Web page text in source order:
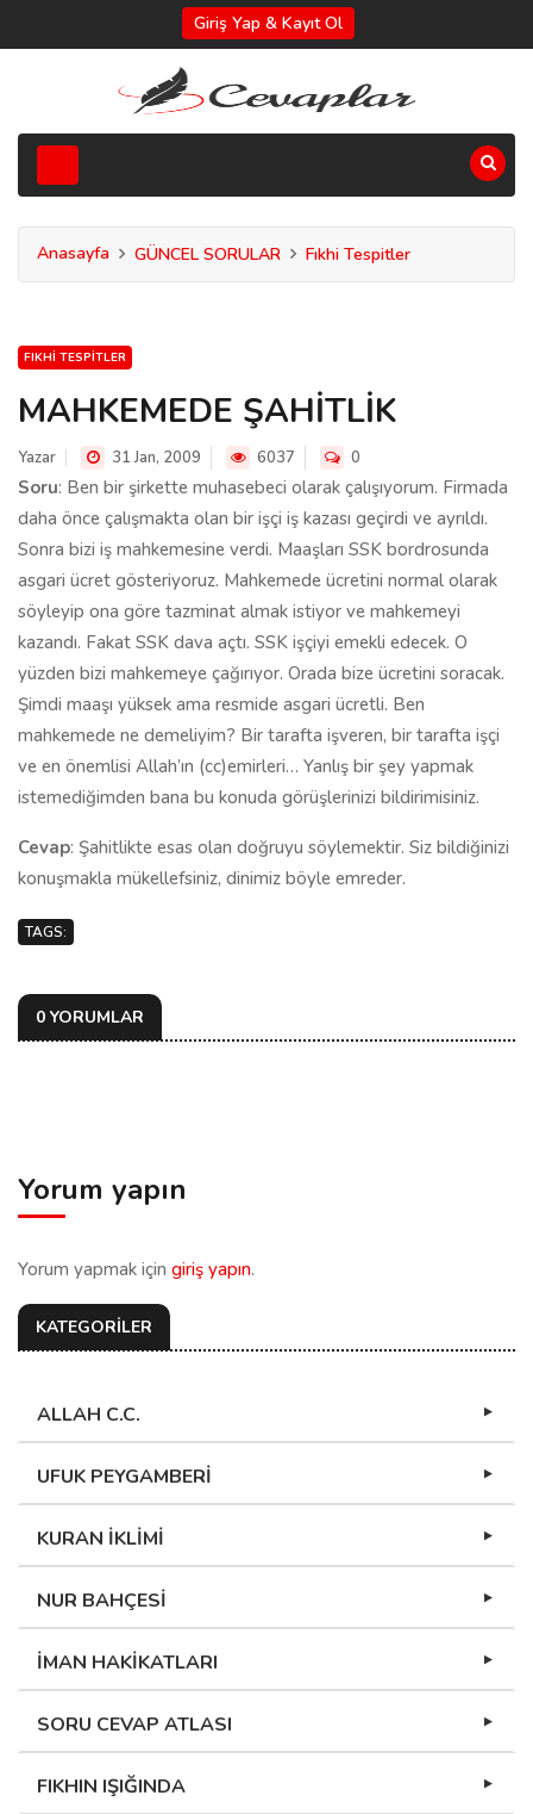
Giriş Yap & Kayıt Ol
Anasayfa GÜNCEL SORULAR Fıkhi Tespitler
FIKHI TESPITLER
MAHKEMEDE ŞAHİTLİK
Yazar 31 Jan, 2009 6037 0
Soru: Ben bir şirkette muhasebeci olarak çalışıyorum. Firmada
daha önce çalışmakta olan bir işçi iş kazası geçirdi ve ayrıldı.
Sonra bizi iş mahkemesine verdi. Maaşları SSK bordrosunda
asgari ücret gösteriyoruz. Mahkemede ücretini normal olarak
söyleyip ona göre tazminat almak istiyor ve mahkemeyi
kazandı. Fakat SSK dava açtı. SSK işçiyi emekli edecek. O
yüzden bizi mahkemeye çağırıyor. Orada bize ücretini soracak.
Şimdi maaşı yüksek ama resmide asgari ücretli. Ben
mahkemede ne demeliyim? Bir tarafta işveren, bir tarafta işçi
ve en önemlisi Allah’ın (cc)emirleri… Yanlış bir şey yapmak
istemediğimden bana bu konuda görüşlerinizi bildirimisiniz.
Cevap: Şahitlikte esas olan doğruyu söylemektir. Siz bildiğinizi
konuşmakla mükellefsiniz, dinimiz böyle emreder.
TAGS:
0 YORUMLAR
Yorum yapın
Yorum yapmak için giriş yapın.
KATEGORİLER
ALLAH C.C.
UFUK PEYGAMBERİ
KURAN İKLİMİ
NUR BAHÇESİ
İMAN HAKİKATLARI
SORU CEVAP ATLASI
FIKHIN IŞIĞINDA